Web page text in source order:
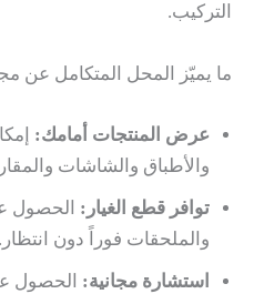
التركيب.
ما يميّز المحل المتكامل عن
عرض المنتجات أمامك:
والأطباق والشاشات
توافر قطع الغيار: الحصول
والملحقات فوراً دون انتظار.
استشارة مجانية: الحصول